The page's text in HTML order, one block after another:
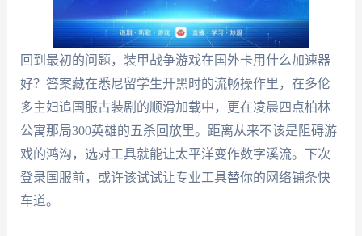
回到最初的问题，装甲战争游戏在国外卡用什么加速器
好？答案藏在悉尼留学生开黑时的流畅操作里，在多伦
多主妇追国服古装剧的顺滑加载中，更在凌晨四点柏林
公寓那局300英雄的五杀回放里。距离从来不该是阻碍游
戏的鸿沟，选对工具就能让太平洋变作数字溪流。下次
登录国服前，或许该试试让专业工具替你的网络铺条快
车道。